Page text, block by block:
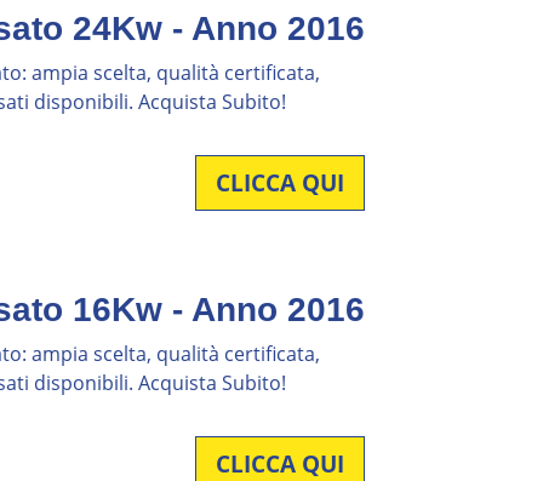
24Kw - Anno 2016
ampia scelta, qualità certificata,
disponibili. Acquista Subito!
CLICCA QUI
16Kw - Anno 2016
ampia scelta, qualità certificata,
disponibili. Acquista Subito!
CLICCA QUI